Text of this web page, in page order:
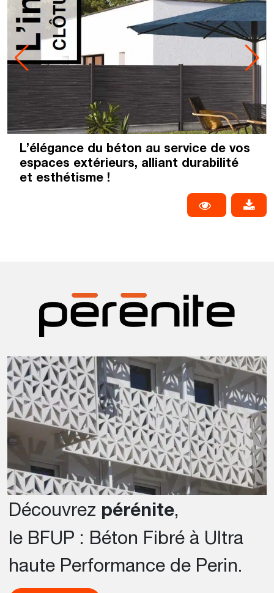
L’élégance du béton au service de vos
espaces extérieurs, alliant durabilité
et esthétisme !
Découvrez pérénite,
le BFUP : Béton Fibré à Ultra
haute Performance de Perin.